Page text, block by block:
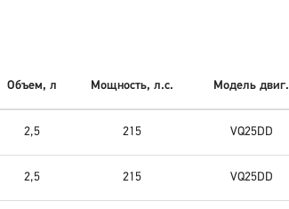
Объем, л Мощность, л.с. Модель двиг.
2,5 215 VQ25DD
2,5 215 VQ25DD